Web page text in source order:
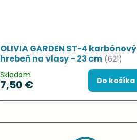
OLIVIA GARDEN ST-4 karbónový
hrebeň na vlasy - 23 cm (621)
Skladom
7,50 € Do košíka